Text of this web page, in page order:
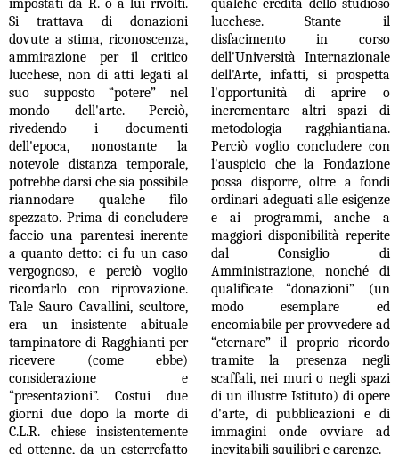
impostati da R. o a lui rivolti.
Si trattava di donazioni
dovute a stima, riconoscenza,
ammirazione per il critico
lucchese, non di atti legati al
suo supposto “potere” nel
mondo dell'arte. Perciò,
rivedendo i documenti
dell'epoca, nonostante la
notevole distanza temporale,
potrebbe darsi che sia possibile
riannodare qualche filo
spezzato. Prima di concludere
faccio una parentesi inerente
a quanto detto: ci fu un caso
vergognoso, e perciò voglio
ricordarlo con riprovazione.
Tale Sauro Cavallini, scultore,
era un insistente abituale
tampinatore di Ragghianti per
ricevere (come ebbe)
considerazione e
“presentazioni”. Costui due
giorni due dopo la morte di
C.L.R. chiese insistentemente
ed ottenne, da un esterrefatto
qualche eredità dello studioso
lucchese. Stante il
disfacimento in corso
dell'Università Internazionale
dell'Arte, infatti, si prospetta
l'opportunità di aprire o
incrementare altri spazi di
metodologia ragghiantiana.
Perciò voglio concludere con
l'auspicio che la Fondazione
possa disporre, oltre a fondi
ordinari adeguati alle esigenze
e ai programmi, anche a
maggiori disponibilità reperite
dal Consiglio di
Amministrazione, nonché di
qualificate “donazioni” (un
modo esemplare ed
encomiabile per provvedere ad
“eternare” il proprio ricordo
tramite la presenza negli
scaffali, nei muri o negli spazi
di un illustre Istituto) di opere
d'arte, di pubblicazioni e di
immagini onde ovviare ad
inevitabili squilibri e carenze.